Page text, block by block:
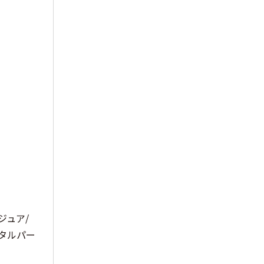
ュア/
ルパー